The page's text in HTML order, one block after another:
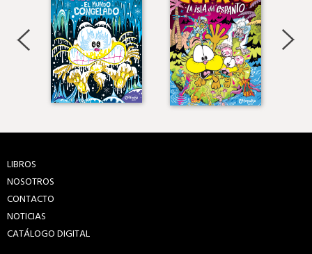
LIBROS
NOSOTROS
CONTACTO
NOTICIAS
CATÁLOGO DIGITAL